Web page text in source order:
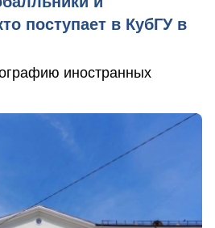
поступает в КубГУ в
иностранных